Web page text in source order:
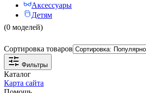
Аксессуары
Детям
(0 моделей)
Сортировка товаров
Фильтры
Каталог
Карта сайта